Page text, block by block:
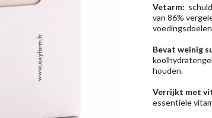
Vetarm:
van 86%
Bevat weinig
houden.
Verrijkt met
essentiële